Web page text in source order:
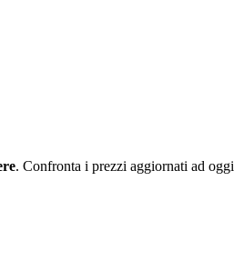
. Confronta i prezzi aggiornati ad oggi